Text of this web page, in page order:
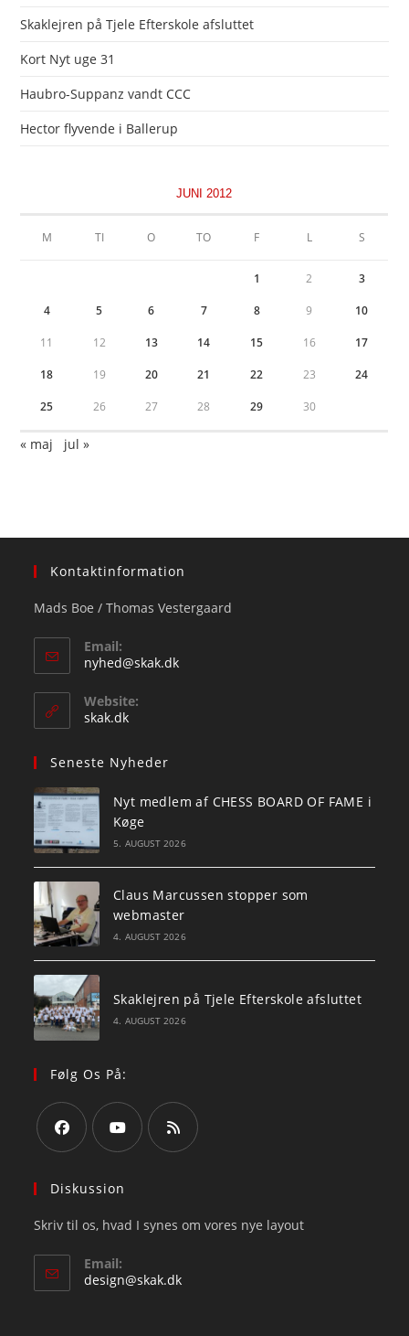
Skaklejren på Tjele Efterskole afsluttet
Kort Nyt uge 31
Haubro-Suppanz vandt CCC
Hector flyvende i Ballerup
JUNI 2012
M TI O TO F L S
1 2 3
4 5 6 7 8 9 10
11 12 13 14 15 16 17
18 19 20 21 22 23 24
25 26 27 28 29 30
« maj jul »
Kontaktinformation
Mads Boe / Thomas Vestergaard
Email:
nyhed@skak.dkOpens
Website:
skak.dk
Seneste Nyheder
Nyt medlem af CHESS BOARD OF FAME i
Køge
5. AUGUST 2026
Claus Marcussen stopper som
webmaster
4. AUGUST 2026
Skaklejren på Tjele Efterskole afsluttet
4. AUGUST 2026
Følg Os På:
in
new
tab
in
new
new
Diskussion
Skriv til os, hvad I synes om vores nye layout
Email:
design@skak.dkOpens